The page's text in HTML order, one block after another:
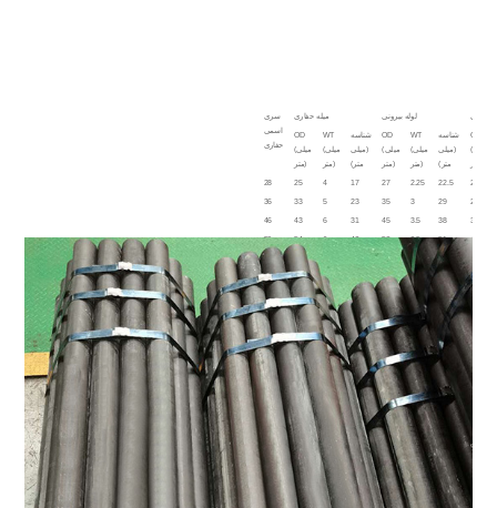
سری
اسمی
حفاری
میله حفاری لوله بیرونی
OD
(میلی
متر)
WT
(میلی
متر)
شناسه
(میلی
متر)
OD
(میلی
متر)
WT
(میلی
متر)
شناسه
(میلی
متر)
OD
(میلی
28 25 4 17 27 2.25 22.5 20.5
36 33 5 23 35 3 29 26.5
46 43 6 31 45 3.5 38 35
59 54 6 42 58 3.5 51 47.5
73 3.75 65.5
91 6 55 89 4
46 43.5 4.75 34 45 4.5 36 31
55.5 4.75 46 58 4.5 49
61 73 5 63